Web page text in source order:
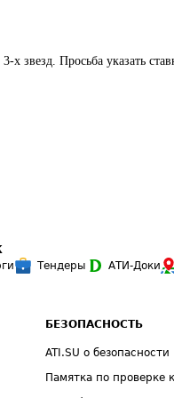
х звезд. Просьба указать
Тендеры АТИ-Доки
БЕЗОПАСНОСТЬ
ATI.SU о безопасности
Памятка по проверке